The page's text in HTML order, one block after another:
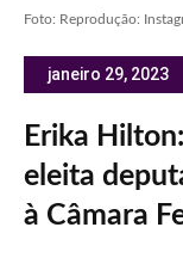
Foto: Reprodução:
janeiro 29, 2023
Erika
eleita
à Câmara